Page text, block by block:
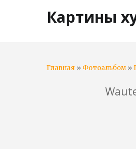
Картины
Главная » Фотоальбом»